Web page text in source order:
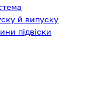
й випуску
підвіски